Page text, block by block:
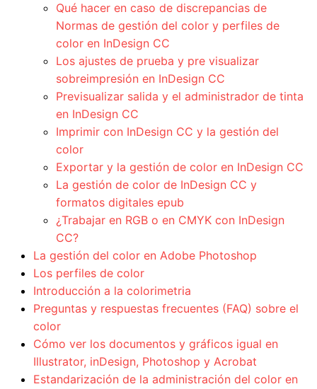
Qué hacer en caso de discrepancias de
Normas de gestión del color y perfiles de
color en InDesign CC
Los ajustes de prueba y pre visualizar
sobreimpresión en InDesign CC
Previsualizar salida y el administrador de tinta
en InDesign CC
Imprimir con InDesign CC y la gestión del
color
Exportar y la gestión de color en InDesign CC
La gestión de color de InDesign CC y
formatos digitales epub
¿Trabajar en RGB o en CMYK con InDesign
CC?
La gestión del color en Adobe Photoshop
Los perfiles de color
Introducción a la colorimetria
Preguntas y respuestas frecuentes (FAQ) sobre el
color
Cómo ver los documentos y gráficos igual en
Illustrator, inDesign, Photoshop y Acrobat
Estandarización de la administración del color en